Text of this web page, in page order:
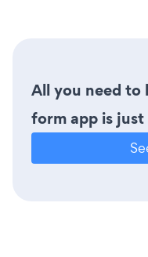
All you need
form app is